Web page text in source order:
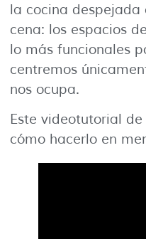
la cocina
cena: los espacios
lo más funcionales
centremos
nos ocupa.
Este videotutorial
cómo hacerlo en